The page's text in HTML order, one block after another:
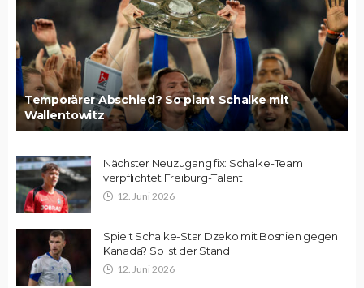
Temporärer Abschied? So plant Schalke mit
Wallentowitz
Nächster Neuzugang fix: Schalke-Team
verpflichtet Freiburg-Talent
12. Juni 2026
Spielt Schalke-Star Dzeko mit Bosnien gegen
Kanada? So ist der Stand
12. Juni 2026